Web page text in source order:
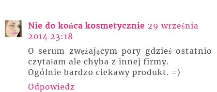
Nie do końca kosmetycznie 29 września
2014 23:18
O serum zwężającym pory gdzieś ostatnio
czytałam ale chyba z innej firmy.
Ogólnie bardzo ciekawy produkt. =)
Odpowiedz